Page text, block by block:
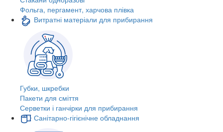
Фольга, пергамент, харчова плівка
Витратні матеріали для прибирання
Губки, шкребки
Пакети для сміття
Серветки і ганчірки для прибирання
Санітарно-гігієнічне обладнання